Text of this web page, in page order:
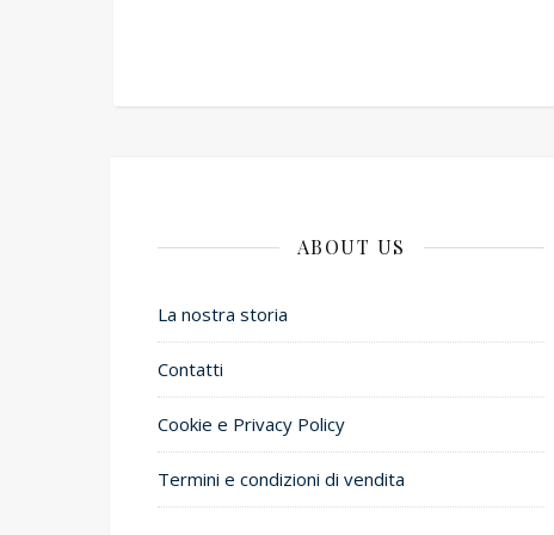
ABOUT US
La nostra storia
Contatti
Cookie e Privacy Policy
Termini e condizioni di vendita